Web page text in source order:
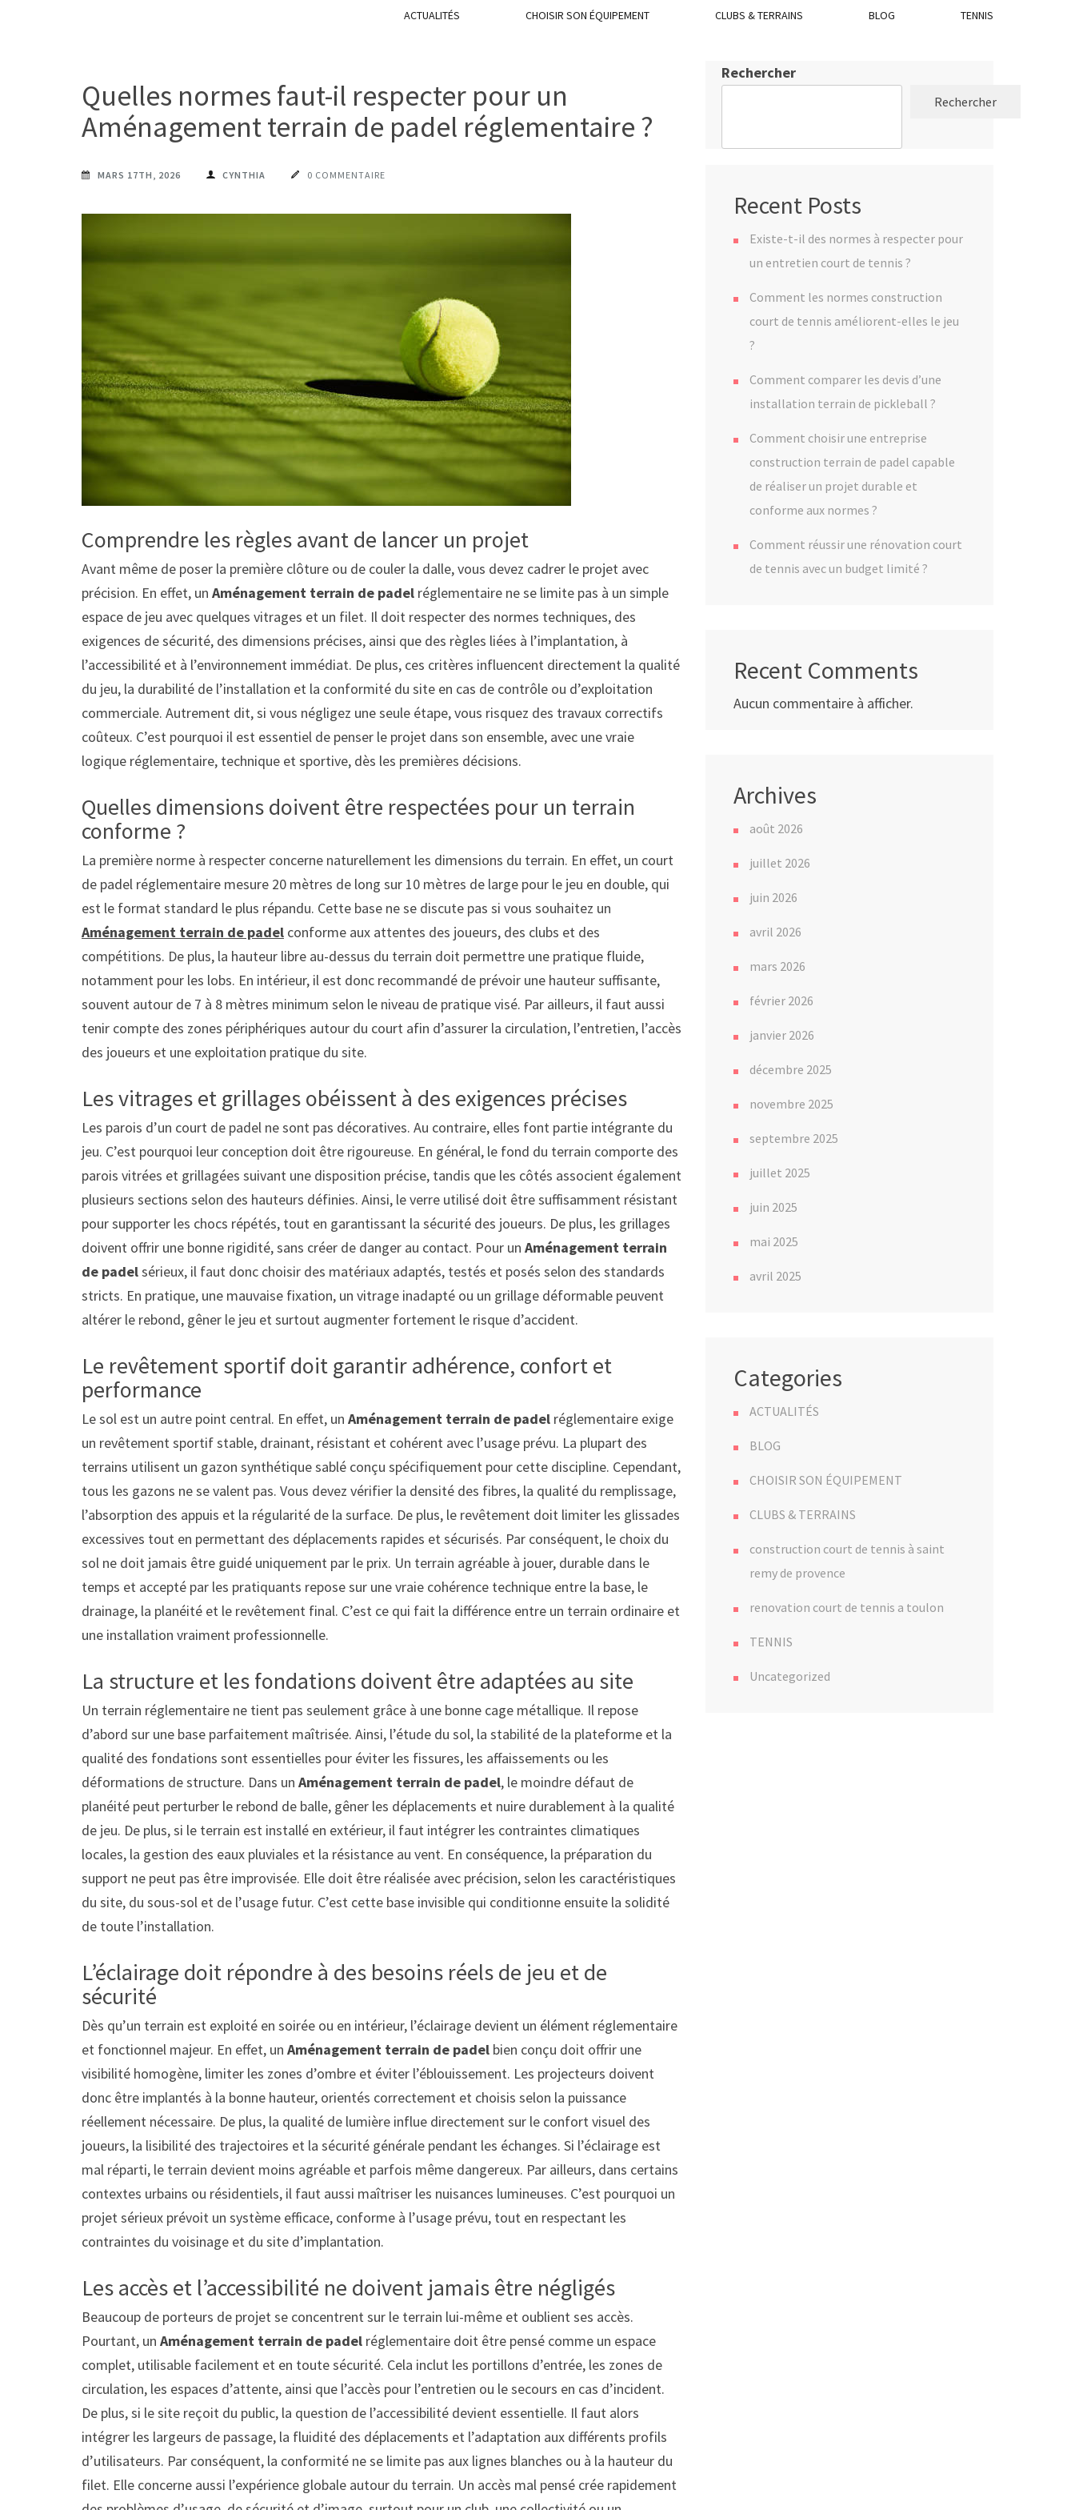
ACTUALITÉS CHOISIR SON ÉQUIPEMENT CLUBS & TERRAINS BLOG TENNIS
Quelles normes faut-il respecter pour un
Aménagement terrain de padel réglementaire ?
MARS 17TH, 2026 CYNTHIA 0 COMMENTAIRE
Comprendre les règles avant de lancer un projet
Avant même de poser la première clôture ou de couler la dalle, vous devez cadrer le projet avec
précision. En effet, un Aménagement terrain de padel réglementaire ne se limite pas à un simple
espace de jeu avec quelques vitrages et un filet. Il doit respecter des normes techniques, des
exigences de sécurité, des dimensions précises, ainsi que des règles liées à l’implantation, à
l’accessibilité et à l’environnement immédiat. De plus, ces critères influencent directement la qualité
du jeu, la durabilité de l’installation et la conformité du site en cas de contrôle ou d’exploitation
commerciale. Autrement dit, si vous négligez une seule étape, vous risquez des travaux correctifs
coûteux. C’est pourquoi il est essentiel de penser le projet dans son ensemble, avec une vraie
logique réglementaire, technique et sportive, dès les premières décisions.
Quelles dimensions doivent être respectées pour un terrain
conforme ?
La première norme à respecter concerne naturellement les dimensions du terrain. En effet, un court
de padel réglementaire mesure 20 mètres de long sur 10 mètres de large pour le jeu en double, qui
est le format standard le plus répandu. Cette base ne se discute pas si vous souhaitez un
Aménagement terrain de padel conforme aux attentes des joueurs, des clubs et des
compétitions. De plus, la hauteur libre au-dessus du terrain doit permettre une pratique fluide,
notamment pour les lobs. En intérieur, il est donc recommandé de prévoir une hauteur suffisante,
souvent autour de 7 à 8 mètres minimum selon le niveau de pratique visé. Par ailleurs, il faut aussi
tenir compte des zones périphériques autour du court afin d’assurer la circulation, l’entretien, l’accès
des joueurs et une exploitation pratique du site.
Les vitrages et grillages obéissent à des exigences précises
Les parois d’un court de padel ne sont pas décoratives. Au contraire, elles font partie intégrante du
jeu. C’est pourquoi leur conception doit être rigoureuse. En général, le fond du terrain comporte des
parois vitrées et grillagées suivant une disposition précise, tandis que les côtés associent également
plusieurs sections selon des hauteurs définies. Ainsi, le verre utilisé doit être suffisamment résistant
pour supporter les chocs répétés, tout en garantissant la sécurité des joueurs. De plus, les grillages
doivent offrir une bonne rigidité, sans créer de danger au contact. Pour un Aménagement terrain
de padelsérieux, il faut donc choisir des matériaux adaptés, testés et posés selon des standards
stricts. En pratique, une mauvaise fixation, un vitrage inadapté ou un grillage déformable peuvent
altérer le rebond, gêner le jeu et surtout augmenter fortement le risque d’accident.
Le revêtement sportif doit garantir adhérence, confort et
performance
Le sol est un autre point central. En effet, un Aménagement terrain de padel réglementaire exige
un revêtement sportif stable, drainant, résistant et cohérent avec l’usage prévu. La plupart des
terrains utilisent un gazon synthétique sablé conçu spécifiquement pour cette discipline. Cependant,
tous les gazons ne se valent pas. Vous devez vérifier la densité des fibres, la qualité du remplissage,
l’absorption des appuis et la régularité de la surface. De plus, le revêtement doit limiter les glissades
excessives tout en permettant des déplacements rapides et sécurisés. Par conséquent, le choix du
sol ne doit jamais être guidé uniquement par le prix. Un terrain agréable à jouer, durable dans le
temps et accepté par les pratiquants repose sur une vraie cohérence technique entre la base, le
drainage, la planéité et le revêtement final. C’est ce qui fait la différence entre un terrain ordinaire et
une installation vraiment professionnelle.
La structure et les fondations doivent être adaptées au site
Un terrain réglementaire ne tient pas seulement grâce à une bonne cage métallique. Il repose
d’abord sur une base parfaitement maîtrisée. Ainsi, l’étude du sol, la stabilité de la plateforme et la
qualité des fondations sont essentielles pour éviter les fissures, les affaissements ou les
déformations de structure. Dans un Aménagement terrain de padel, le moindre défaut de
planéité peut perturber le rebond de balle, gêner les déplacements et nuire durablement à la qualité
de jeu. De plus, si le terrain est installé en extérieur, il faut intégrer les contraintes climatiques
locales, la gestion des eaux pluviales et la résistance au vent. En conséquence, la préparation du
support ne peut pas être improvisée. Elle doit être réalisée avec précision, selon les caractéristiques
du site, du sous-sol et de l’usage futur. C’est cette base invisible qui conditionne ensuite la solidité
de toute l’installation.
L’éclairage doit répondre à des besoins réels de jeu et de
sécurité
Dès qu’un terrain est exploité en soirée ou en intérieur, l’éclairage devient un élément réglementaire
et fonctionnel majeur. En effet, un Aménagement terrain de padel bien conçu doit offrir une
visibilité homogène, limiter les zones d’ombre et éviter l’éblouissement. Les projecteurs doivent
donc être implantés à la bonne hauteur, orientés correctement et choisis selon la puissance
réellement nécessaire. De plus, la qualité de lumière influe directement sur le confort visuel des
joueurs, la lisibilité des trajectoires et la sécurité générale pendant les échanges. Si l’éclairage est
mal réparti, le terrain devient moins agréable et parfois même dangereux. Par ailleurs, dans certains
contextes urbains ou résidentiels, il faut aussi maîtriser les nuisances lumineuses. C’est pourquoi un
projet sérieux prévoit un système efficace, conforme à l’usage prévu, tout en respectant les
contraintes du voisinage et du site d’implantation.
Les accès et l’accessibilité ne doivent jamais être négligés
Beaucoup de porteurs de projet se concentrent sur le terrain lui-même et oublient ses accès.
Pourtant, un Aménagement terrain de padel réglementaire doit être pensé comme un espace
complet, utilisable facilement et en toute sécurité. Cela inclut les portillons d’entrée, les zones de
circulation, les espaces d’attente, ainsi que l’accès pour l’entretien ou le secours en cas d’incident.
De plus, si le site reçoit du public, la question de l’accessibilité devient essentielle. Il faut alors
intégrer les largeurs de passage, la fluidité des déplacements et l’adaptation aux différents profils
d’utilisateurs. Par conséquent, la conformité ne se limite pas aux lignes blanches ou à la hauteur du
filet. Elle concerne aussi l’expérience globale autour du terrain. Un accès mal pensé crée rapidement
Rechercher
Rechercher
Recent Posts
Existe-t-il des normes à respecter pour
un entretien court de tennis ?
Comment les normes construction
court de tennis améliorent-elles le jeu
?
Comment comparer les devis d’une
installation terrain de pickleball ?
Comment choisir une entreprise
construction terrain de padel capable
de réaliser un projet durable et
conforme aux normes ?
Comment réussir une rénovation court
de tennis avec un budget limité ?
Recent Comments
Aucun commentaire à afficher.
Archives
août 2026
juillet 2026
juin 2026
avril 2026
mars 2026
février 2026
janvier 2026
décembre 2025
novembre 2025
septembre 2025
juillet 2025
juin 2025
mai 2025
avril 2025
Categories
ACTUALITÉS
BLOG
CHOISIR SON ÉQUIPEMENT
CLUBS & TERRAINS
construction court de tennis à saint
remy de provence
renovation court de tennis a toulon
TENNIS
Uncategorized